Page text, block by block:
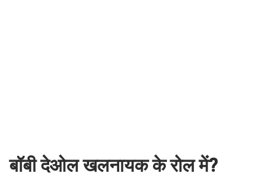
बॉबी देओल खलनायक के रोल में?